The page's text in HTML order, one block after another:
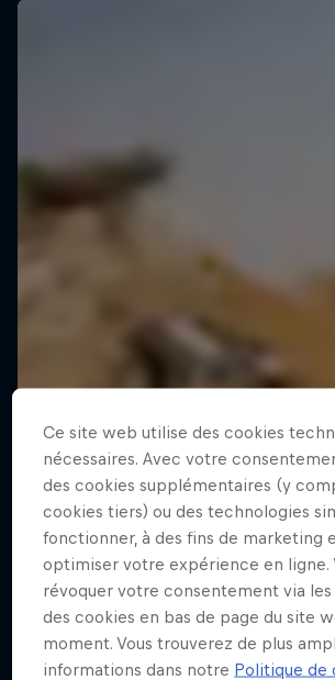
Journey to
Ce site web utilise des cookies
nécessaires. Avec votre
des cookies supplémentaires (y
cookies tiers) ou des technologies
fonctionner, à des fins de marketing
optimiser votre expérience en ligne.
révoquer votre consentement via
des cookies en bas de page du site
moment. Vous trouverez de plus
informations dans notre Politique de